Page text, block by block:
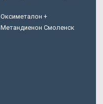
Оксиметалон +
Метандиенон Смоленск